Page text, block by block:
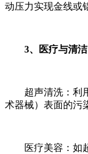
动压力实现金线或
3、医疗与清洁
超声清洗：利用
术器械）表面的污
医疗美容：如超